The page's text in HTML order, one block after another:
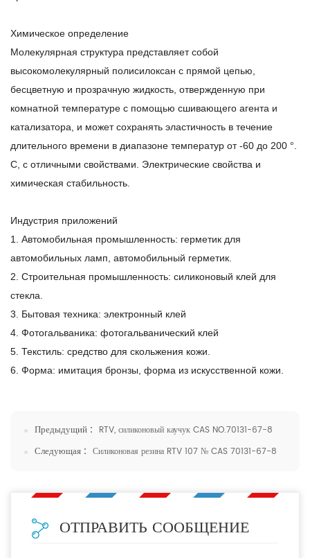
Химическое определение
Молекулярная структура представляет собой
высокомолекулярный полисилоксан с прямой цепью,
бесцветную и прозрачную жидкость, отвержденную при
комнатной температуре с помощью сшивающего агента и
катализатора, и может сохранять эластичность в течение
длительного времени в диапазоне температур от -60 до 200 °.
С, с отличными свойствами. Электрические свойства и
химическая стабильность.
Индустрия приложений
1. Автомобильная промышленность: герметик для
автомобильных ламп, автомобильный герметик.
2. Строительная промышленность: силиконовый клей для
стекла.
3. Бытовая техника: электронный клей
4. Фотогальваника: фотогальванический клей
5. Текстиль: средство для скольжения кожи.
6. Форма: имитация бронзы, форма из искусственной кожи.
Предыдущий : RTV, силиконовый каучук CAS NO.70131-67-8
Следующая : Силиконовая резина RTV 107 № CAS 70131-67-8
ОТПРАВИТЬ СООБЩЕНИЕ